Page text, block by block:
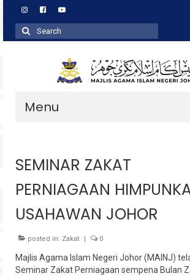
Search
for:
Menu
Zakat
Agihan
Wakaf
Baitulmal
Pembangunan Asnaf
SEMINAR ZAKAT
PERNIAGAAN
USAHAWAN JOHOR
posted in: Zakat | 0
Majlis Agama Islam Negeri Johor (MAINJ)
Seminar Zakat Perniagaan sempena Bulan